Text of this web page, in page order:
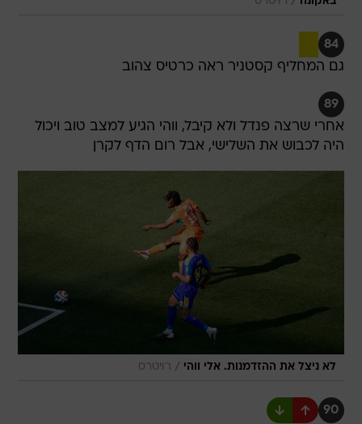
84
גם המחליף קסטניר ראה כרטיס צהוב
89
אחרי שרצה פנדל ולא קיבל, ווהי הגיע למצב טוב ויכול
היה לכבוש את השלישי, אבל רום הדף לקרן
לא ניצל את ההזדמנות. אלי ווהי / רויטרס
90